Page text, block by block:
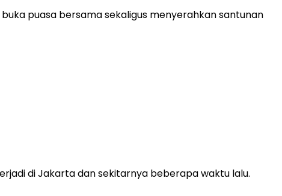
puasa bersama sekaligus menyerahkan santunan
di Jakarta dan sekitarnya beberapa waktu lalu.